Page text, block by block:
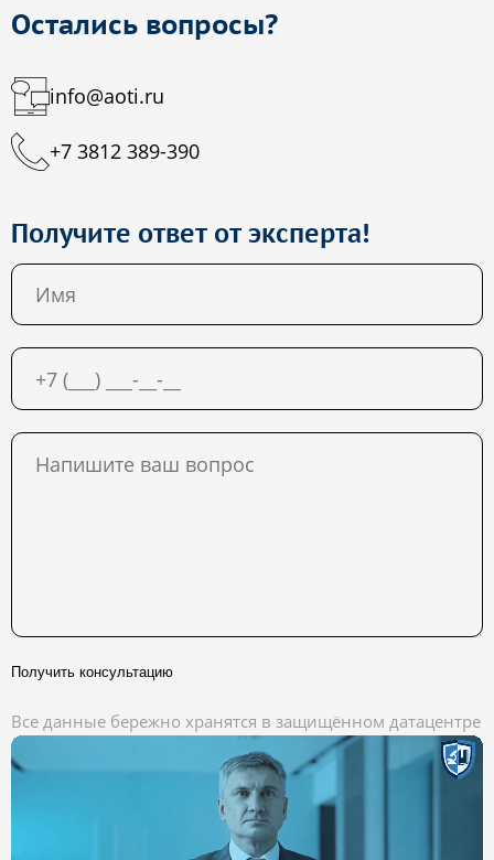
Остались вопросы?
info@aoti.ru
+7 3812 389-390
Получите ответ от эксперта!
Получить консультацию
Все данные бережно хранятся в защищённом датацентре